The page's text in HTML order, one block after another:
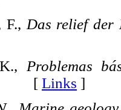
F., Das relief der
Problemas
[ Links ]